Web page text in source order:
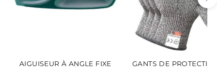
AIGUISEUR À ANGLE FIXE
GANTS DE